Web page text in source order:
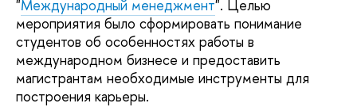
"Международный менеджмент". Целью
мероприятия было сформировать понимание
студентов об особенностях работы в
международном бизнесе и предоставить
магистрантам необходимые инструменты для
построения карьеры.